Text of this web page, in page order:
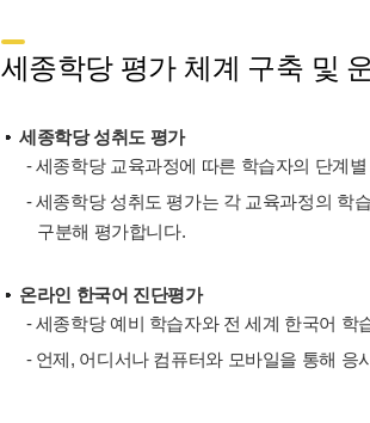
세종학당 평가 체계 구축 및
세종학당 성취도 평가
- 세종학당 교육과정에 따른 학습자의 단계
- 세종학당 성취도 평가는 각 교육과정의 학
구분해 평가합니다.
온라인 한국어 진단평가
- 세종학당 예비 학습자와 전 세계 한국어
- 언제, 어디서나 컴퓨터와 모바일을 통해 응